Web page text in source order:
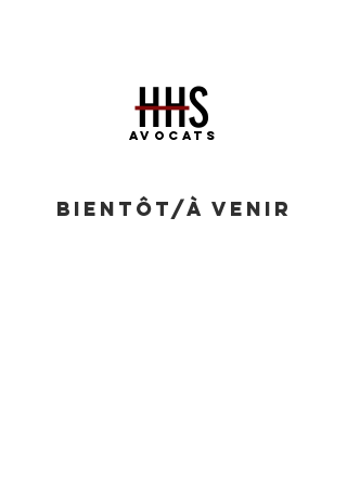
AVOCATS
S
HH
|
BIENTÔT/À VENIR